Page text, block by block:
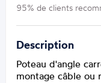
95% de clients
Description
Poteau d'angle
montage câble ou